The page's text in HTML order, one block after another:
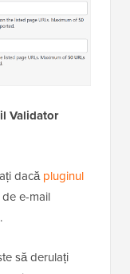
Validator
dacăpluginul
e-mail
să derulați